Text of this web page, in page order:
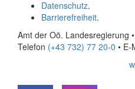
Datenschutz.
Barrierefreiheit.
Amt der Oö. Landesregierung
Telefon (+43 732) 77 20-0 • E-